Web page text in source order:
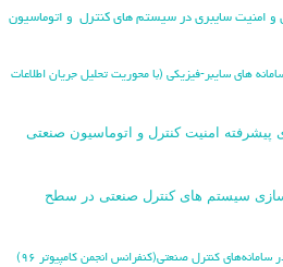
و امنیت سایبری در سیستم های کنترل و اتوماسیون
های سایبر-فیزیکی (با محوریت تحلیل جریان اطلاعات
پیشرفته امنیت کنترل و اتوماسیون صنعتی
سیستم های کنترل صنعتی در سطح
کنترل صنعتی(کنفرانس انجمن کامپیوتر ۹۶)